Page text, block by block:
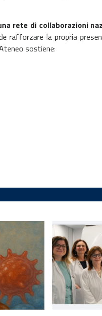
rete di collaborazioni
rafforzare la propria
sostiene: